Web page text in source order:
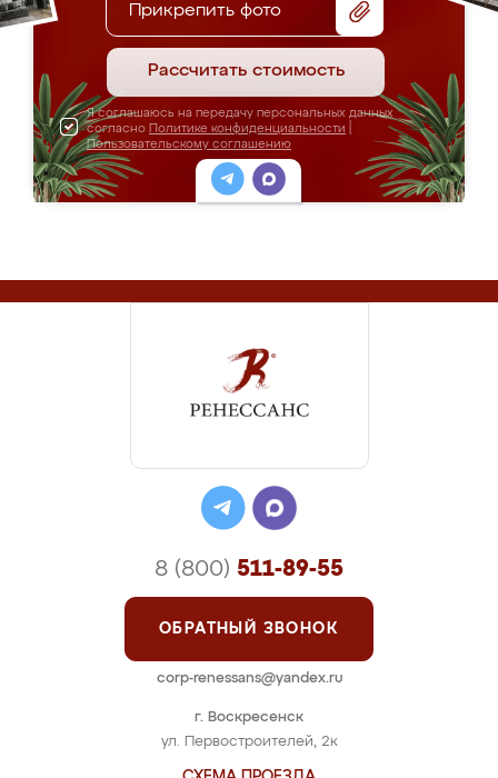
Прикрепить фото
Рассчитать стоимость
Я соглашаюсь на передачу персональных данных
согласно Политике конфиденциальности
Пользовательскому соглашению
г. Воскресенск
ул. Первостроителей, 2к
8 (800) 511-89-55
ОБРАТНЫЙ ЗВОНОК
corp-renessans@yandex.ru